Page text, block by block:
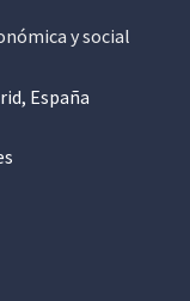
y social
España